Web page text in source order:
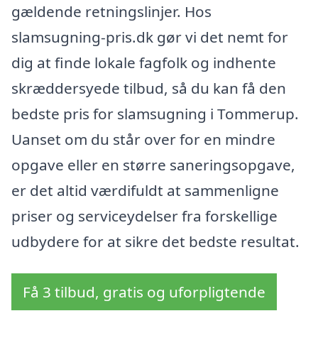
gældende retningslinjer. Hos
slamsugning-pris.dk gør vi det nemt for
dig at finde lokale fagfolk og indhente
skræddersyede tilbud, så du kan få den
bedste pris for slamsugning i Tommerup.
Uanset om du står over for en mindre
opgave eller en større saneringsopgave,
er det altid værdifuldt at sammenligne
priser og serviceydelser fra forskellige
udbydere for at sikre det bedste resultat.
Få 3 tilbud, gratis og uforpligtende